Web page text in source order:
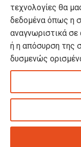
τεχνολογίες θα
δεδομένα όπως η
αναγνωριστικά σε
ή η απόσυρση της
δυσμενώς